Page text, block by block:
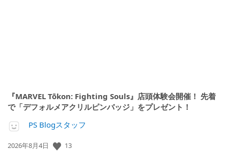
『MARVEL Tōkon: Fighting Souls』店頭体験会開催！ 先着
で「デフォルメアクリルピンバッジ」をプレゼント！
PS Blogスタッフ
公
2026年8月4日 13